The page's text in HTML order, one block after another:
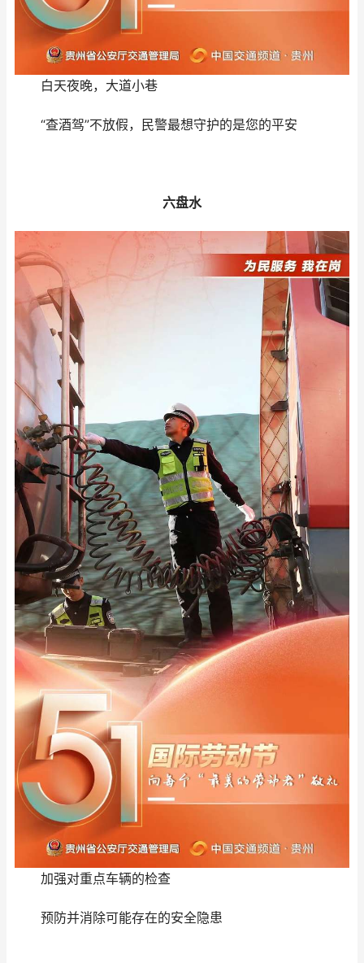
白天夜晚，大道小巷
“查酒驾”不放假，民警最想守护的是您的平安
六盘水
加强对重点车辆的检查
预防并消除可能存在的安全隐患